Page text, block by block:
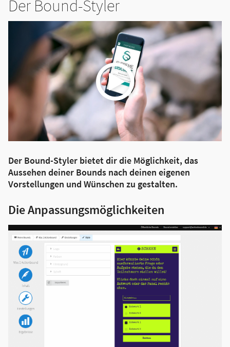
Der Bound-Styler
Der Bound-Styler bietet dir die Möglichkeit, das
Aussehen deiner Bounds nach deinen eigenen
Vorstellungen und Wünschen zu gestalten.
Die Anpassungsmöglichkeiten